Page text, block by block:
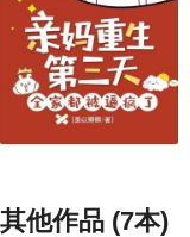
其他作品 (7本)